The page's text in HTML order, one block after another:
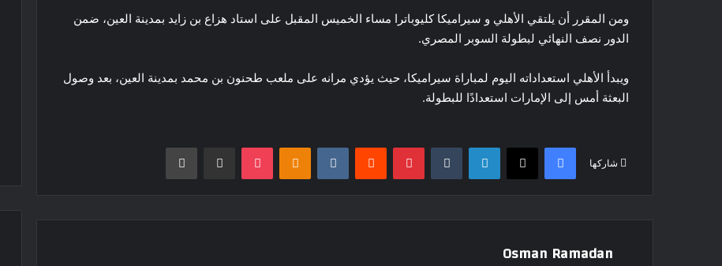
ومن المقرر أن يلتقي الأهلي و سيراميكا كليوباترا مساء الخميس المقبل على استاد هزاع بن زايد بمدينة العين، ضمن
الدور نصف النهائي لبطولة السوبر المصري.
ويبدأ الأهلي استعداداته اليوم لمباراة سيراميكا، حيث يؤدي مرانه على ملعب طحنون بن محمد بمدينة العين، بعد وصول
البعثة أمس إلى الإمارات استعدادًا للبطولة.
شاركها
فيسبوك ‫X لينكدإن بينتيريست Odnoklassniki
‫Pocket مشاركة عبر البريد طباعة
Osman Ramadan
30 مليون يورو سنويا.. فينيسيوس يضع
شرطه أمام ريال مدريد